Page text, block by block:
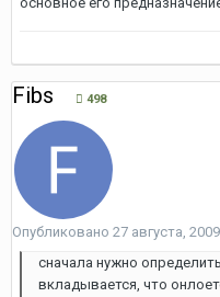
Fibs 498
Опубликовано 27 августа, 2009
сначала нужно
вкладывается, что